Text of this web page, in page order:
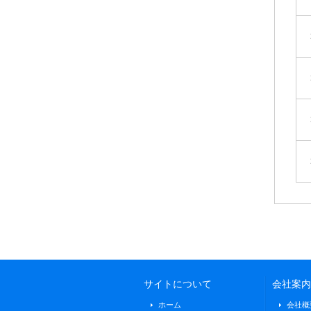
サイトについて
ホーム
会社案
会社概